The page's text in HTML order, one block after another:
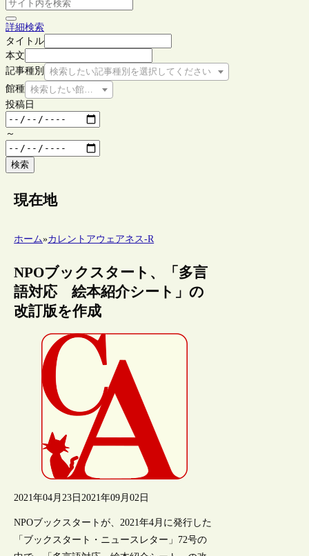
詳細検索
タイトル
本文
記事種別
検索したい記事種別を選択してください
館種 検索したい館種を選択してください
投稿日
～
検索
現在地
ホーム»カレントアウェアネス-R
NPOブックスタート、「多言
語対応 絵本紹介シート」の
改訂版を作成
2021年04月23日 2021年09月02日
NPOブックスタートが、2021年4月に発行した
「ブックスタート・ニュースレター」72号の